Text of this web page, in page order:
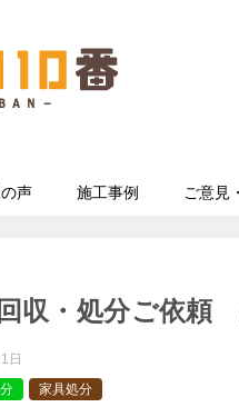
声 施工事例 ご意見
収・処分ご依頼
日
家具処分